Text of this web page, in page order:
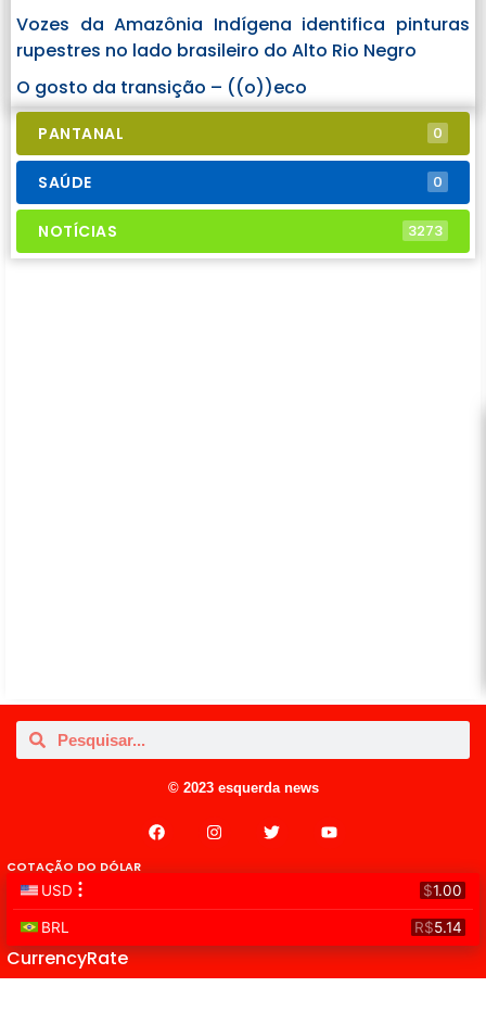
Vozes da Amazônia Indígena identifica pinturas
rupestres no lado brasileiro do Alto Rio Negro
O gosto da transição – ((o))eco
PANTANAL 0
SAÚDE 0
NOTÍCIAS 3273
© 2023 esquerda news
COTAÇÃO DO DÓLAR
CurrencyRate